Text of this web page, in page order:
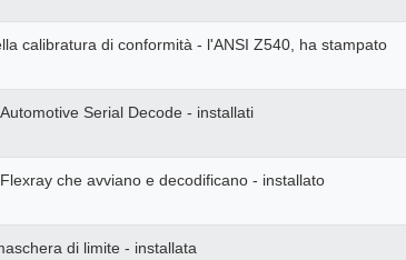
calibratura di conformità - l'ANSI Z540, ha stampato
Serial Decode - installati
che avviano e decodificano - installato
di limite - installata